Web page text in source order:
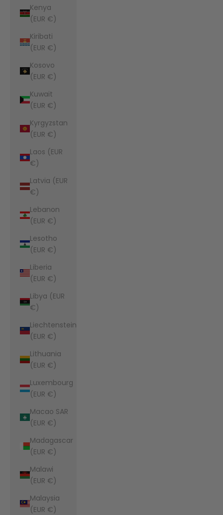
Kenya
(EUR €)
Kiribati
(EUR €)
Kosovo
(EUR €)
Kuwait
(EUR €)
Kyrgyzstan
(EUR €)
Laos (EUR
€)
Latvia (EUR
€)
Lebanon
(EUR €)
Lesotho
(EUR €)
Liberia
(EUR €)
Libya (EUR
€)
Liechtenstein
(EUR €)
Lithuania
(EUR €)
Luxembourg
(EUR €)
Macao SAR
(EUR €)
Madagascar
(EUR €)
Malawi
(EUR €)
Malaysia
(EUR €)